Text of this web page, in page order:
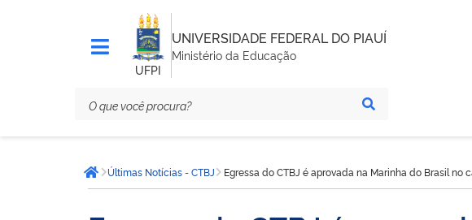
UFPI
UNIVERSIDADE FEDERAL DO PIAUÍ
Ministério da Educação
está
aqui:Página inicial
Últimas Notícias - CTBJ Egressa do CTBJ é aprovada na Marinha do Brasil no